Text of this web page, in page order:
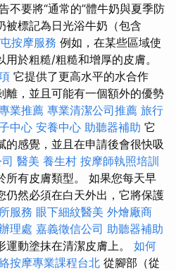
不要將“通常的”體牛奶與夏季防
被標記為日光浴牛奶（包含
按摩服務 例如，在某些區域使
於粗糙/粗糙和增厚的皮膚。
它提供了更高水平的水合作
離，並且可能有一個額外的優勢
業推薦 專業清潔公司推薦 旅行
中心 安養中心 助聽器補助 它
的感覺，並且在申請後會很快吸
醫美 養生村 按摩師執照培訓
所有皮膚類型。 如果您每天早
仍然必須在白天外出，它將保護
服務 眼下細紋醫美 外燴廠商
理處 嘉義徵信公司 助聽器補助
動塗抹在清潔皮膚上。 如何
按摩專業課程台北 從腳部（從